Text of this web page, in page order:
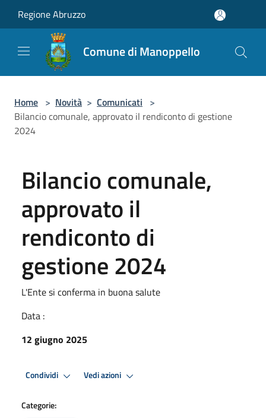
Regione Abruzzo
Comune di Manoppello
Home > Novità > Comunicati >
Bilancio comunale, approvato il rendiconto di gestione
2024
Bilancio comunale,
approvato il
rendiconto di
gestione 2024
L'Ente si conferma in buona salute
Data :
12 giugno 2025
Condividi Vedi azioni
Categorie: